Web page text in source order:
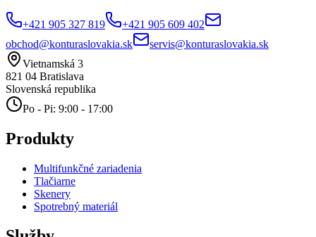
+421 905 327 819
+421 905 609 402
obchod@konturaslovakia.sk
servis@konturaslovakia.sk
Vietnamská 3
821 04 Bratislava
Slovenská republika
Po - Pi: 9:00 - 17:00
Produkty
Multifunkčné zariadenia
Tlačiarne
Skenery
Spotrebný materiál